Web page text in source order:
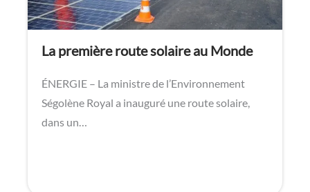
La première route solaire au Monde
ÉNERGIE – La ministre de l’Environnement
Ségolène Royal a inauguré une route solaire,
dans un…